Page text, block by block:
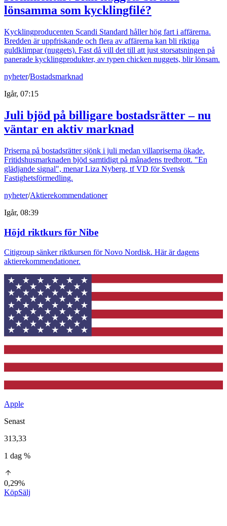
lönsamma som kycklingfilé?
Kycklingproducenten Scandi Standard håller hög fart i affärerna.
Bredden är uppfriskande och flera av affärerna kan bli riktiga
guldklimpar (nuggets). Fast då vill det till att just storsatsningen på
panerade kycklingprodukter, av typen chicken nuggets, blir lönsam.
nyheter/Bostadsmarknad
Igår, 07:15
Juli bjöd på billigare bostadsrätter – nu
väntar en aktiv marknad
Priserna på bostadsrätter sjönk i juli medan villapriserna ökade.
Fritidshusmarknaden bjöd samtidigt på månadens tredbrott. "En
glädjande signal", menar Liza Nyberg, tf VD för Svensk
Fastighetsförmedling.
nyheter/Aktierekommendationer
Igår, 08:39
Höjd riktkurs för Nibe
Citigroup sänker riktkursen för Novo Nordisk. Här är dagens
aktierekommendationer.
Apple
Senast
313,33
1 dag %
0,29%
KöpSälj